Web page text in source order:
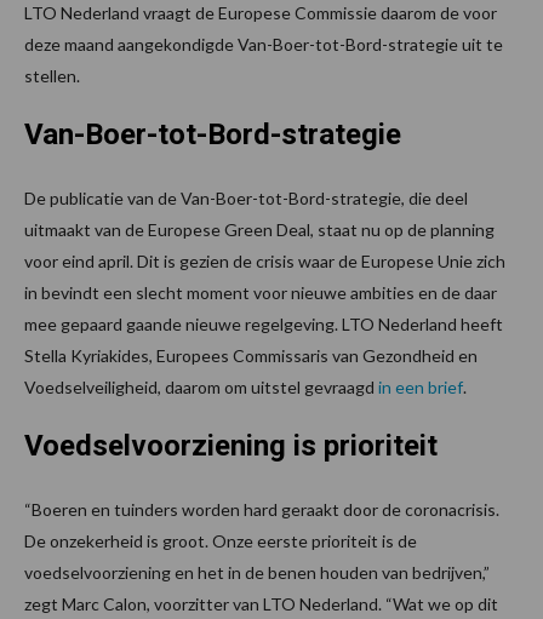
LTO Nederland vraagt de Europese Commissie daarom de voor
deze maand aangekondigde Van-Boer-tot-Bord-strategie uit te
stellen.
Van-Boer-tot-Bord-strategie
De publicatie van de Van-Boer-tot-Bord-strategie, die deel
uitmaakt van de Europese Green Deal, staat nu op de planning
voor eind april. Dit is gezien de crisis waar de Europese Unie zich
in bevindt een slecht moment voor nieuwe ambities en de daar
mee gepaard gaande nieuwe regelgeving. LTO Nederland heeft
Stella Kyriakides, Europees Commissaris van Gezondheid en
Voedselveiligheid, daarom om uitstel gevraagd in een brief.
Voedselvoorziening is prioriteit
“Boeren en tuinders worden hard geraakt door de coronacrisis.
De onzekerheid is groot. Onze eerste prioriteit is de
voedselvoorziening en het in de benen houden van bedrijven,”
zegt Marc Calon, voorzitter van LTO Nederland. “Wat we op dit